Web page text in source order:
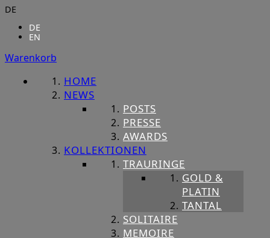
DE
DE
EN
Warenkorb
HOME
NEWS
POSTS
PRESSE
AWARDS
KOLLEKTIONEN
TRAURINGE
GOLD &
PLATIN
TANTAL
SOLITAIRE
MEMOIRE